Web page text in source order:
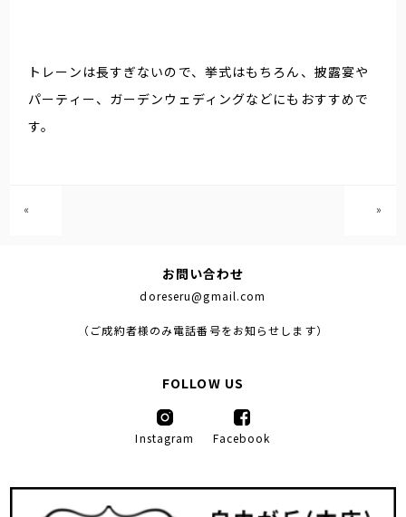
トレーンは長すぎないので、挙式はもちろん、披露宴や
パーティー、ガーデンウェディングなどにもおすすめで
す。
« »
お問い合わせ
doreseru@gmail.com
（ご成約者様のみ電話番号をお知らせします）
FOLLOW US
Instagram Facebook